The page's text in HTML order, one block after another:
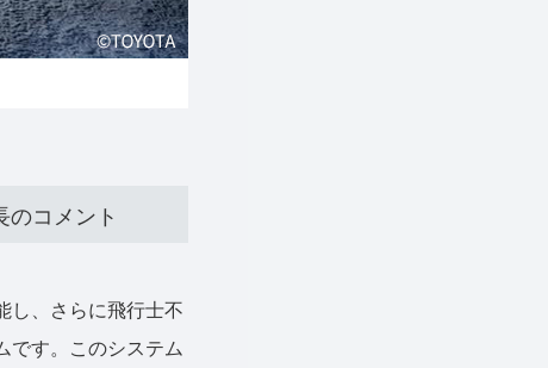
コメント
し、さらに飛行士不
です。このシステム